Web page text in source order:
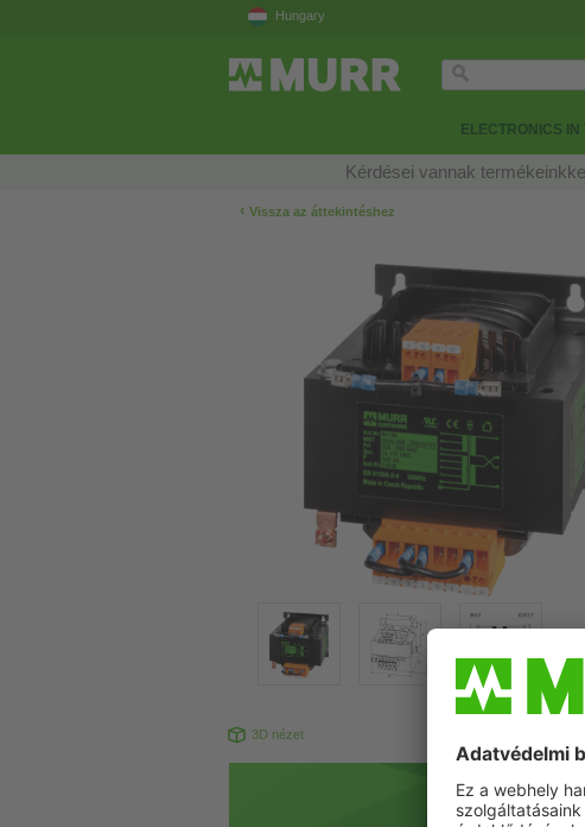
Hungary
ELECTRONICS
Kérdései vannak
‹ Vissza az áttekintéshez
3D nézet